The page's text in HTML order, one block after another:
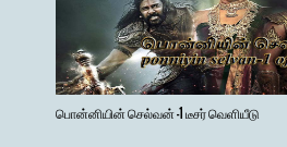
பொன்னியின் செல்வன் -1 டீசர் வெளியீடு